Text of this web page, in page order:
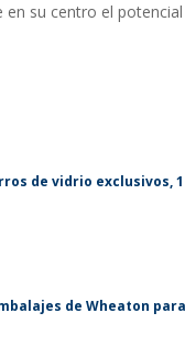
su centro el
de vidrio exclusivos,
de Wheaton